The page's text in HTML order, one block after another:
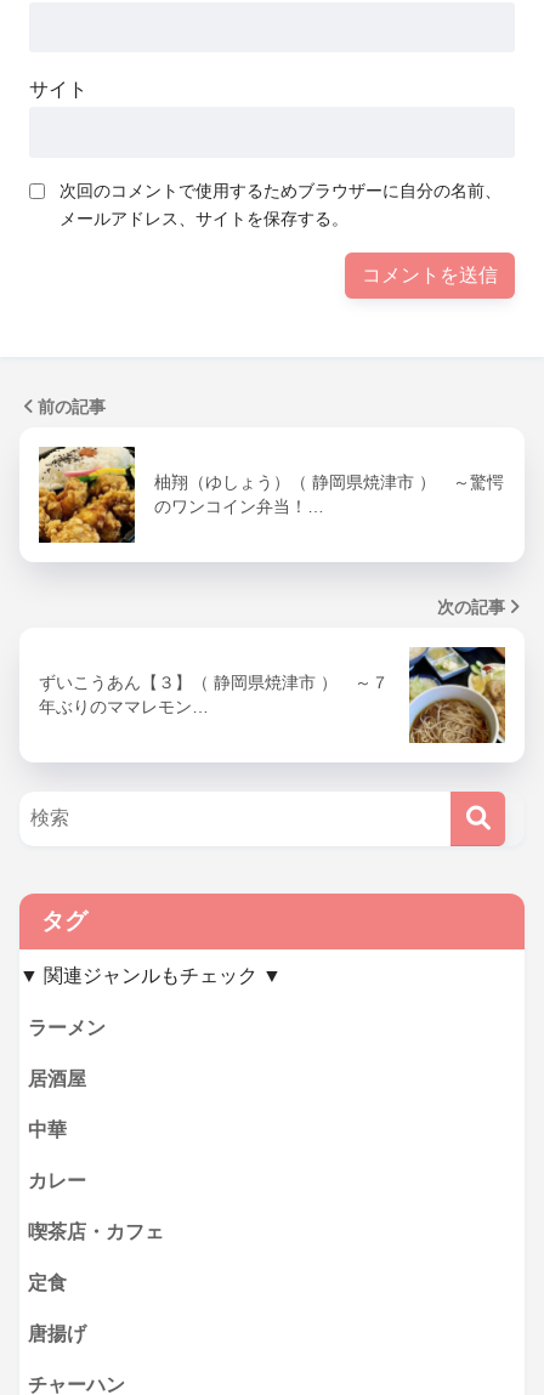
サイト
次回のコメントで使用するためブラウザーに自分の名前、
メールアドレス、サイトを保存する。
前の記事
柚翔（ゆしょう）（ 静岡県焼津市 ） ～驚愕
のワンコイン弁当！…
次の記事
ずいこうあん【３】（ 静岡県焼津市 ） ～７
年ぶりのママレモン…
タグ
▼ 関連ジャンルもチェック ▼
ラーメン
居酒屋
中華
カレー
喫茶店・カフェ
定食
唐揚げ
チャーハン